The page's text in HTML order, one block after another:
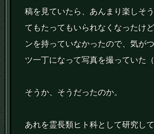
稿を見ていたら、あんまり楽しそ
てもたってもいられなくなったけ
ンを持っていなかったので、気が
ツ一丁になって写真を撮っていた（
そうか、そうだったのか。
あれを霊長類ヒト科として研究し